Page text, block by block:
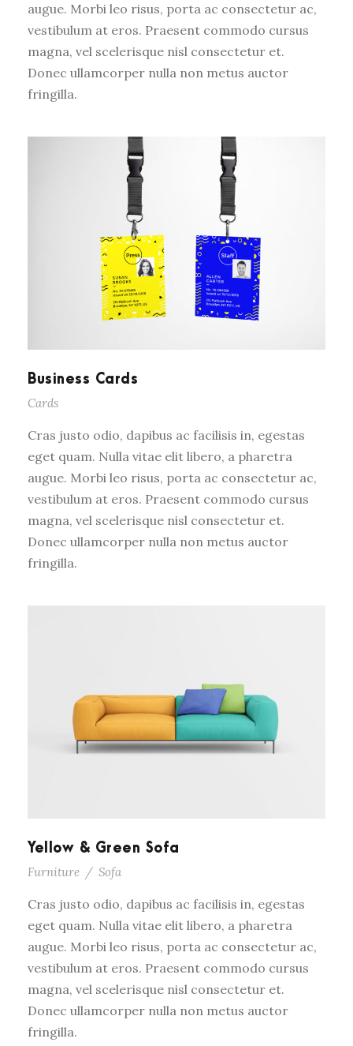
augue. Morbi leo risus, porta ac consectetur ac,
vestibulum at eros. Praesent commodo cursus
magna, vel scelerisque nisl consectetur et.
Donec ullamcorper nulla non metus auctor
fringilla.
Business Cards
Cards
Cras justo odio, dapibus ac facilisis in, egestas
eget quam. Nulla vitae elit libero, a pharetra
augue. Morbi leo risus, porta ac consectetur ac,
vestibulum at eros. Praesent commodo cursus
magna, vel scelerisque nisl consectetur et.
Donec ullamcorper nulla non metus auctor
fringilla.
Yellow & Green Sofa
Furniture / Sofa
Cras justo odio, dapibus ac facilisis in, egestas
eget quam. Nulla vitae elit libero, a pharetra
augue. Morbi leo risus, porta ac consectetur ac,
vestibulum at eros. Praesent commodo cursus
magna, vel scelerisque nisl consectetur et.
Donec ullamcorper nulla non metus auctor
fringilla.